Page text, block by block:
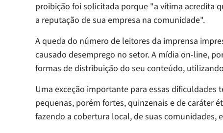
proibição foi solicitada porque "a vítima acredita
a reputação de sua empresa na comunidade".
A queda do número de leitores da imprensa
causado desemprego no setor. A mídia on-line,
formas de distribuição do seu conteúdo,
Uma exceção importante para essas
pequenas, porém fortes, quinzenais e de caráter
fazendo a cobertura local, de suas